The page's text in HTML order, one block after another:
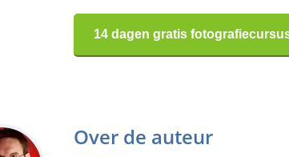
14 dagen gratis
Over de auteur